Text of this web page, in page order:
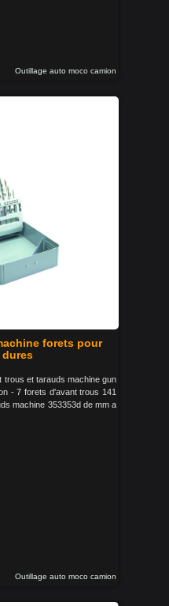
Outillage auto moco camion
forets pour
dures
trous et tarauds machine gun
- 7 forets d'avant trous 141
machine 353353d de mm a
Outillage auto moco camion